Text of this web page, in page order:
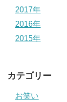
2017年
2016年
2015年
カテゴリー
お笑い